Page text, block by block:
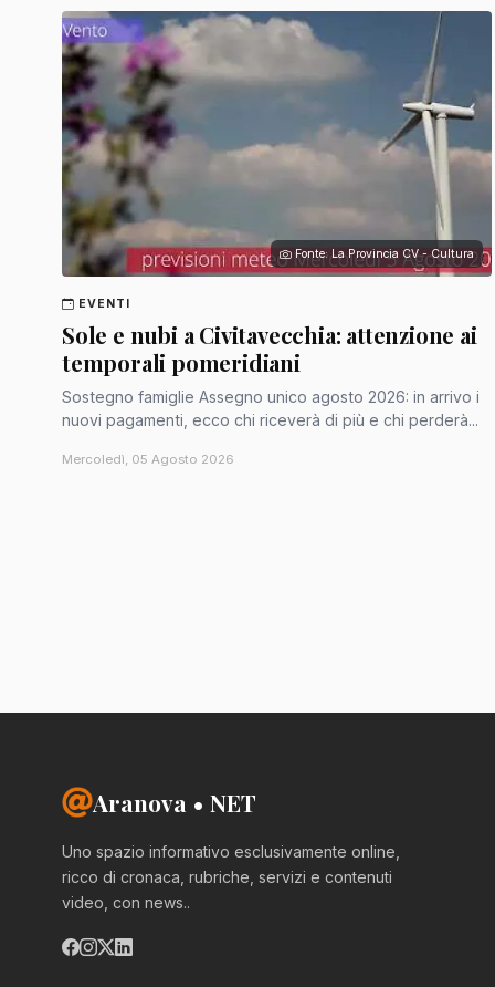
Fonte: La Provincia CV - Cultura
EVENTI
Sole e nubi a Civitavecchia: attenzione ai
temporali pomeridiani
Sostegno famiglie Assegno unico agosto 2026: in arrivo i
nuovi pagamenti, ecco chi riceverà di più e chi perderà...
Mercoledì, 05 Agosto 2026
Aranova • NET
Uno spazio informativo esclusivamente online,
ricco di cronaca, rubriche, servizi e contenuti
video, con news..